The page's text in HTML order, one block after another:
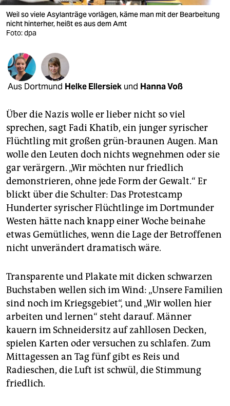
verlag
veranstaltungen
fragen & hilfe
unterstützen
abo
genossenschaft
epaper login
Weil so viele Asylanträge vorlägen, käme man mit der Bearbeitung
nicht hinterher, heißt es aus dem Amt
Foto: dpa
Aus Dortmund Helke Ellersiek und Hanna Voß
Über die Nazis wolle er lieber nicht so viel
sprechen, sagt Fadi Khatib, ein junger syrischer
Flüchtling mit großen grün-braunen Augen. Man
wolle den Leuten doch nichts wegnehmen oder sie
gar verärgern. „Wir möchten nur friedlich
demonstrieren, ohne jede Form der Gewalt.“ Er
blickt über die Schulter: Das Protestcamp
Hunderter syrischer Flüchtlinge im Dortmunder
Westen hätte nach knapp einer Woche beinahe
etwas Gemütliches, wenn die Lage der Betroffenen
nicht unverändert dramatisch wäre.
Transparente und Plakate mit dicken schwarzen
Buchstaben wellen sich im Wind: „Unsere Familien
sind noch im Kriegsgebiet“, und „Wir wollen hier
arbeiten und lernen“ steht darauf. Männer
kauern im Schneidersitz auf zahllosen Decken,
spielen Karten oder versuchen zu schlafen. Zum
Mittagessen an Tag fünf gibt es Reis und
Radieschen, die Luft ist schwül, die Stimmung
friedlich.